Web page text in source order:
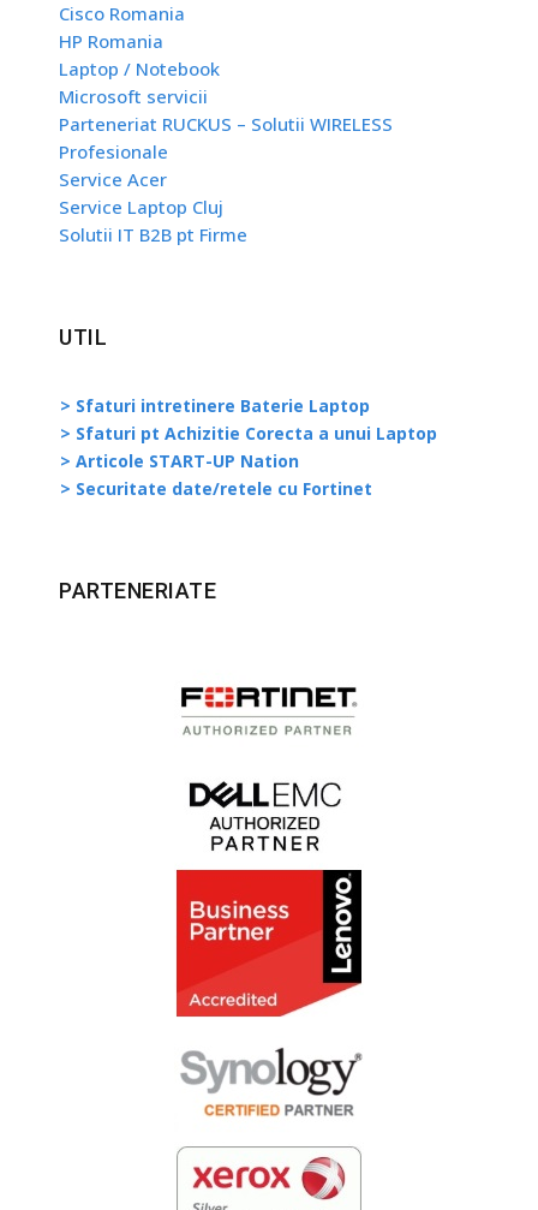
Cisco Romania
HP Romania
Laptop / Notebook
Microsoft servicii
Parteneriat RUCKUS – Solutii WIRELESS
Profesionale
Service Acer
Service Laptop Cluj
Solutii IT B2B pt Firme
UTIL
> Sfaturi intretinere Baterie Laptop
> Sfaturi pt Achizitie Corecta a unui Laptop
> Articole START-UP Nation
> Securitate date/retele cu Fortinet
PARTENERIATE